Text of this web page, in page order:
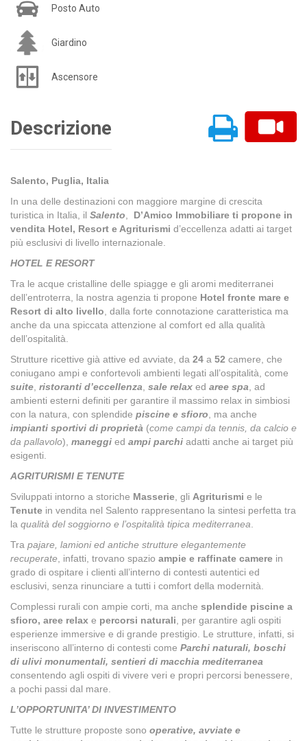
Posto Auto
Giardino
Ascensore
Descrizione
Salento, Puglia, Italia
In una delle destinazioni con maggiore margine di crescita
turistica in Italia, il Salento,
D’Amico Immobiliare ti propone in
vendita Hotel, Resort e Agriturismi d’eccellenza adatti ai target
più esclusivi di livello internazionale.
HOTEL E RESORT
Tra le acque cristalline delle spiagge e gli aromi mediterranei
dell’entroterra, la nostra agenzia ti propone Hotel fronte mare e
Resort di alto livello, dalla forte connotazione caratteristica ma
anche da una spiccata attenzione al comfort ed alla qualità
dell’ospitalità.
Strutture ricettive già attive ed avviate, da 24 a 52 camere, che
coniugano ampi e confortevoli ambienti legati all’ospitalità, come
suite, ristoranti d’eccellenza, sale relax ed aree spa, ad
ambienti esterni definiti per garantire il massimo relax in simbiosi
con la natura, con splendide piscine e sfioro, ma anche
impianti sportivi di proprietà (come campi da tennis, da calcio e
da pallavolo), maneggi ed ampi parchi adatti anche ai target più
esigenti.
AGRITURISMI E TENUTE
Sviluppati intorno a storiche Masserie, gli Agriturismi e le
Tenute in vendita nel Salento rappresentano la sintesi perfetta tra
la qualità del soggiorno e l’ospitalità tipica mediterranea.
Tra pajare, lamioni ed antiche strutture elegantemente
recuperate, infatti, trovano spazio ampie e raffinate camere in
grado di ospitare i clienti all’interno di contesti autentici ed
esclusivi, senza rinunciare a tutti i comfort della modernità.
Complessi rurali con ampie corti, ma anche splendide piscine a
sfioro, aree relax e percorsi naturali, per garantire agli ospiti
esperienze immersive e di grande prestigio. Le strutture, infatti, si
inseriscono all’interno di contesti come Parchi naturali, boschi
di ulivi monumentali, sentieri di macchia mediterranea
consentendo agli ospiti di vivere veri e propri percorsi benessere,
a pochi passi dal mare.
L’OPPORTUNITA’ DI INVESTIMENTO
Tutte le strutture proposte sono operative, avviate e